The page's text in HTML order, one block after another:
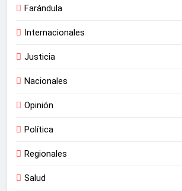
Farándula
Internacionales
Justicia
Nacionales
Opinión
Política
Regionales
Salud